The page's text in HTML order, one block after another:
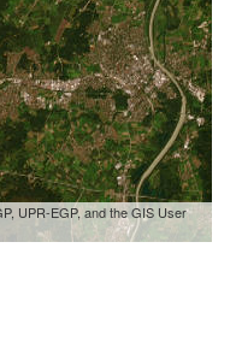
UPR-EGP, and the GIS User